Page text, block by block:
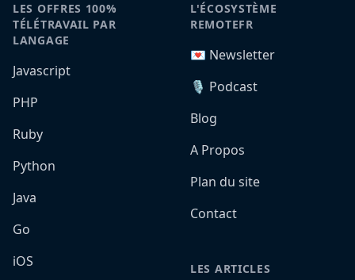
LES OFFRES 100%
TÉLÉTRAVAIL PAR
LANGAGE
Javascript
PHP
Ruby
Python
Java
Go
iOS
L'ÉCOSYSTÈME
REMOTEFR
💌 Newsletter
🎙️ Podcast
Blog
A Propos
Plan du site
Contact
LES ARTICLES